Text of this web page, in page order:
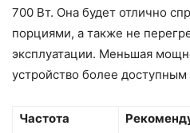
700 Вт. Она будет отлично
порциями, а также не
эксплуатации. Меньшая
устройство более
Частота